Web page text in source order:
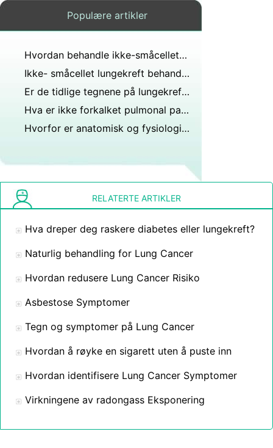
Populære artikler
Hvordan behandle ikke-småcellet lungekreft
Ikke- småcellet lungekreft behandling
Er de tidlige tegnene på lungekreft enkle å identifisere?
Hva er ikke forkalket pulmonal parenkymal knute?
Hvorfor er anatomisk og fysiologisk dødrom det samme i en normal lunge?
RELATERTE ARTIKLER
Hva dreper deg raskere diabetes eller lungekreft?
Naturlig behandling for Lung Cancer
Hvordan redusere Lung Cancer Risiko
Asbestose Symptomer
Tegn og symptomer på Lung Cancer
Hvordan å røyke en sigarett uten å puste inn
Hvordan identifisere Lung Cancer Symptomer
Virkningene av radongass Eksponering